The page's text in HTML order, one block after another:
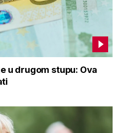
u drugom stupu: Ova